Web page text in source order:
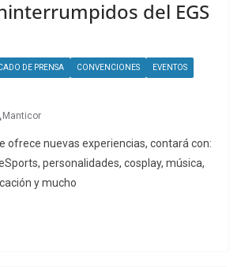
del EGS
DE PRENSA CONVENCIONES EVENTOS
Manticor
ofrece nuevas experiencias, contará con:
personalidades, cosplay, música,
y mucho